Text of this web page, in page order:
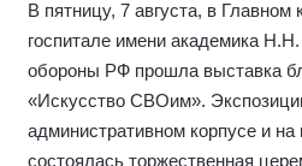
В пятницу, 7 августа, в Главном
госпитале имени академика
обороны РФ прошла выставка
«Искусство СВОим».
административном корпусе и
состоялась торжественная